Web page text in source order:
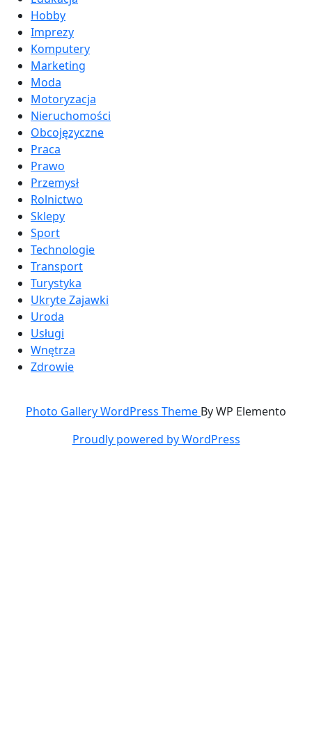
Hobby
Imprezy
Komputery
Marketing
Moda
Motoryzacja
Nieruchomości
Obcojęzyczne
Praca
Prawo
Przemysł
Rolnictwo
Sklepy
Sport
Technologie
Transport
Turystyka
Ukryte Zajawki
Uroda
Usługi
Wnętrza
Zdrowie
Photo Gallery WordPress Theme By WP Elemento
Proudly powered by WordPress